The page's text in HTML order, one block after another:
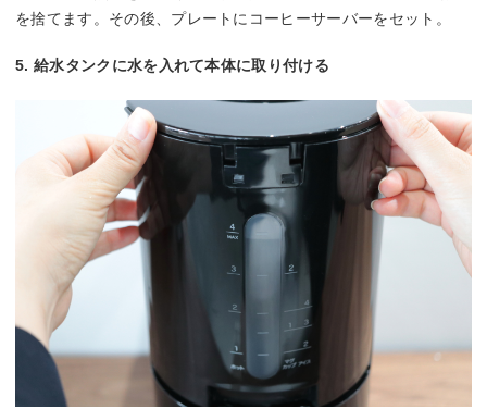
を捨てます。その後、プレートにコーヒーサーバーをセット。
5. 給水タンクに水を入れて本体に取り付ける